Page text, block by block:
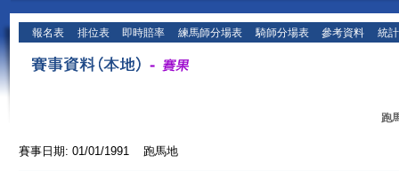
報名表 排位表 即時賠率 練馬師分場表 騎師分場表 參考資料 統
跑
賽事日期: 01/01/1991 跑馬地